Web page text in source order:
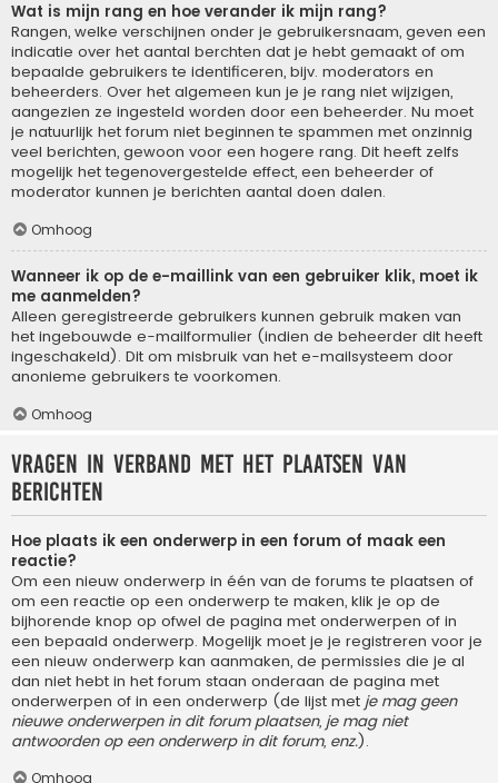
Wat is mijn rang en hoe verander ik mijn rang?
Rangen, welke verschijnen onder je gebruikersnaam, geven een
indicatie over het aantal berchten dat je hebt gemaakt of om
bepaalde gebruikers te identificeren, bijv. moderators en
beheerders. Over het algemeen kun je je rang niet wijzigen,
aangezien ze ingesteld worden door een beheerder. Nu moet
je natuurlijk het forum niet beginnen te spammen met onzinnig
veel berichten, gewoon voor een hogere rang. Dit heeft zelfs
mogelijk het tegenovergestelde effect, een beheerder of
moderator kunnen je berichten aantal doen dalen.
Omhoog
Wanneer ik op de e-maillink van een gebruiker klik, moet ik
me aanmelden?
Alleen geregistreerde gebruikers kunnen gebruik maken van
het ingebouwde e-mailformulier (indien de beheerder dit heeft
ingeschakeld). Dit om misbruik van het e-mailsysteem door
anonieme gebruikers te voorkomen.
Omhoog
Vragen in verband met het plaatsen van
berichten
Hoe plaats ik een onderwerp in een forum of maak een
reactie?
Om een nieuw onderwerp in één van de forums te plaatsen of
om een reactie op een onderwerp te maken, klik je op de
bijhorende knop op ofwel de pagina met onderwerpen of in
een bepaald onderwerp. Mogelijk moet je je registreren voor je
een nieuw onderwerp kan aanmaken, de permissies die je al
dan niet hebt in het forum staan onderaan de pagina met
onderwerpen of in een onderwerp (de lijst met je mag geen
nieuwe onderwerpen in dit forum plaatsen, je mag niet
antwoorden op een onderwerp in dit forum, enz.).
Omhoog